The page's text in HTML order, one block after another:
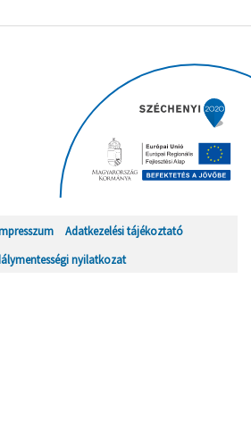
Adatkezelési tájékoztató
nyilatkozat